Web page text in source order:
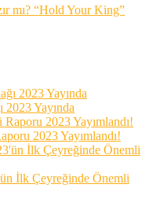
mı? “Hold Your King”
2023 Yayında
2023 Yayımlandı!
İlk Çeyreğinde Önemli